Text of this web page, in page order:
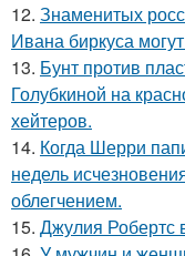
12. Знаменитых
Ивана биркуса
13. Бунт против
Голубкиной на
хейтеров.
14. Когда Шерри
недель
облегчением.
15. Джулия Робертс